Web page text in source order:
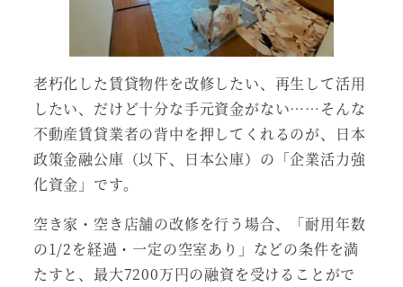
老朽化した賃貸物件を改修したい、再生して活用
したい、だけど十分な手元資金がない……そんな
不動産賃貸業者の背中を押してくれるのが、日本
政策金融公庫（以下、日本公庫）の「企業活力強
化資金」です。
空き家・空き店舗の改修を行う場合、「耐用年数
の1/2を経過・一定の空室あり」などの条件を満
たすと、最大7200万円の融資を受けることがで